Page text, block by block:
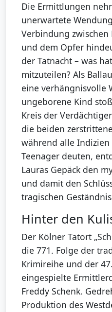
Die Ermittlungen
unerwartete
Verbindung zwischen
und dem Opfer
der Tatnacht – was
mitzuteilen? Als
eine verhängnisvolle
ungeborene Kind
Kreis der
die beiden
während alle
Teenager deuten,
Lauras Gepäck den
und damit den
tragischen
Hinter den
Der Kölner Tatort
die 771. Folge der
Krimireihe und der
eingespielte
Freddy Schenk.
Produktion des